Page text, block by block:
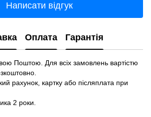
Написати відгук
Оплата Гарантія
Поштою. Для всіх замовлень вартістю
рахунок, картку або післяплата при
2 роки.